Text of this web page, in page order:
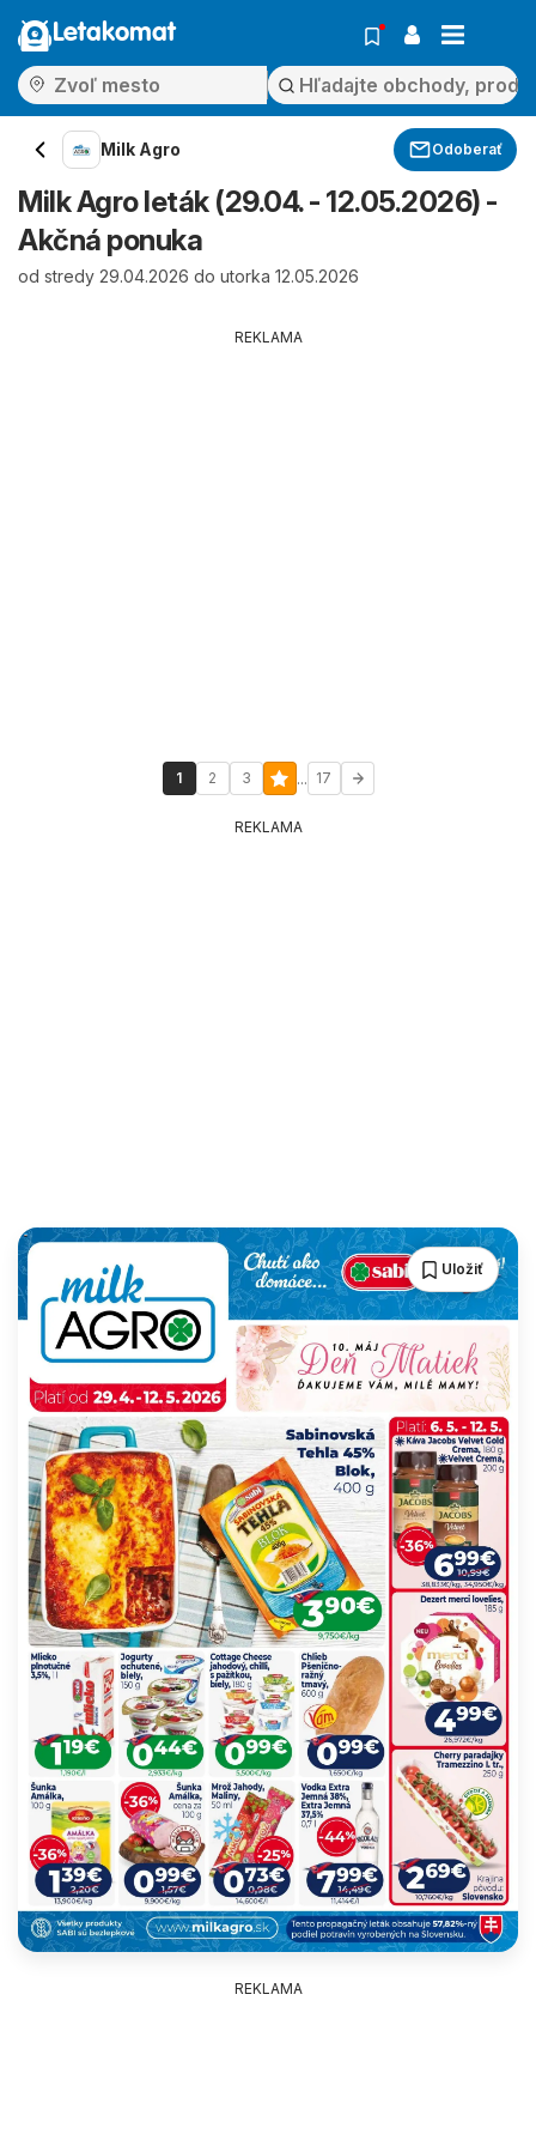
Letakomat
Milk Agro Odoberať
Milk Agro leták (29.04. - 12.05.2026) -
Akčná ponuka
od stredy 29.04.2026 do utorka 12.05.2026
REKLAMA
1 2 3 ... 17
REKLAMA
Uložiť
REKLAMA